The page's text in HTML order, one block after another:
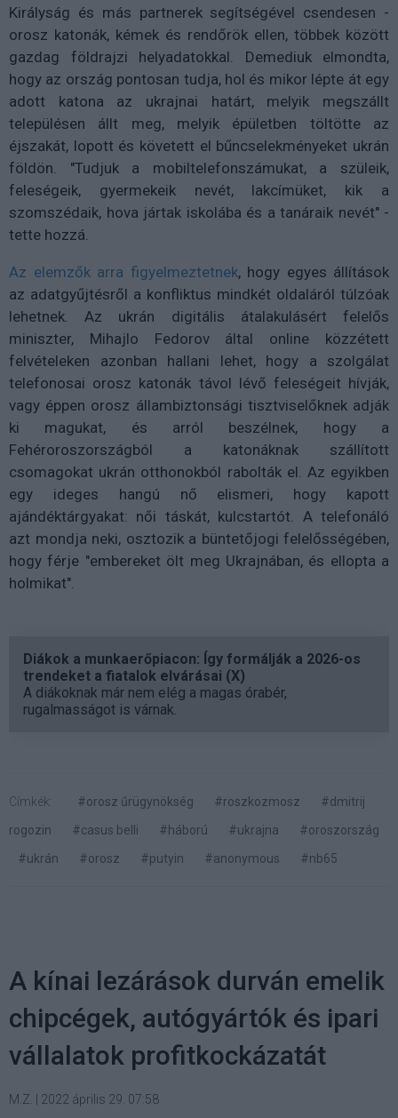
Királyság és más partnerek segítségével csendesen -
orosz katonák, kémek és rendőrök ellen, többek között
gazdag földrajzi helyadatokkal. Demediuk elmondta,
hogy az ország pontosan tudja, hol és mikor lépte át egy
adott katona az ukrajnai határt, melyik megszállt
településen állt meg, melyik épületben töltötte az
éjszakát, lopott és követett el bűncselekményeket ukrán
földön. "Tudjuk a mobiltelefonszámukat, a szüleik,
feleségeik, gyermekeik nevét, lakcímüket, kik a
szomszédaik, hova jártak iskolába és a tanáraik nevét" -
tette hozzá.
Az elemzők arra figyelmeztetnek, hogy egyes állítások
az adatgyűjtésről a konfliktus mindkét oldaláról túlzóak
lehetnek. Az ukrán digitális átalakulásért felelős
miniszter, Mihajlo Fedorov által online közzétett
felvételeken azonban hallani lehet, hogy a szolgálat
telefonosai orosz katonák távol lévő feleségeit hívják,
vagy éppen orosz állambiztonsági tisztviselőknek adják
ki magukat, és arról beszélnek, hogy a
Fehéroroszországból a katonáknak szállított
csomagokat ukrán otthonokból rabolták el. Az egyikben
egy ideges hangú nő elismeri, hogy kapott
ajándéktárgyakat: női táskát, kulcstartót. A telefonáló
azt mondja neki, osztozik a büntetőjogi felelősségében,
hogy férje "embereket ölt meg Ukrajnában, és ellopta a
holmikat".
Diákok a munkaerőpiacon: Így formálják a 2026-os
trendeket a fiatalok elvárásai (X)
A diákoknak már nem elég a magas órabér,
rugalmasságot is várnak.
Címkék: #orosz űrügynökség #roszkozmosz
#dmitrij
rogozin
#casus belli #háború #ukrajna
#oroszország
#ukrán
#orosz #putyin #anonymous #nb65
A kínai lezárások durván emelik
chipcégek, autógyártók és ipari
vállalatok profitkockázatát
M.Z. 2022 április 29. 07:58